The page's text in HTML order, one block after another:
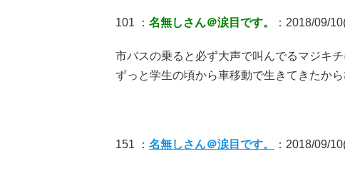
101 ： 名無しさん＠涙目です。 ：2018/09/
市バスの乗ると必ず大声で叫んでるマジキ
ずっと学生の頃から車移動で生きてきたか
151 ： 名無しさん＠涙目です。 ：2018/09/